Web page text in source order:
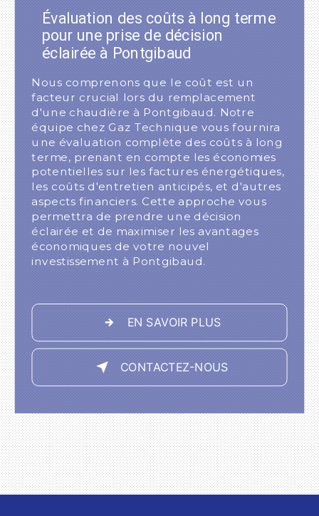
Évaluation des coûts à long terme
pour une prise de décision
éclairée à Pontgibaud
Nous comprenons que le coût est un
facteur crucial lors du remplacement
d'une chaudière à Pontgibaud. Notre
équipe chez Gaz Technique vous fournira
une évaluation complète des coûts à long
terme, prenant en compte les économies
potentielles sur les factures énergétiques,
les coûts d'entretien anticipés, et d'autres
aspects financiers. Cette approche vous
permettra de prendre une décision
éclairée et de maximiser les avantages
économiques de votre nouvel
investissement à Pontgibaud.
EN SAVOIR PLUS
CONTACTEZ-NOUS